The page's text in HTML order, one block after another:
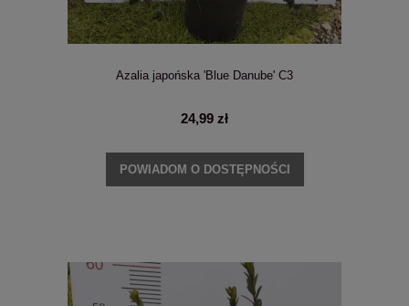
Azalia japońska 'Blue Danube' C3
24,99 zł
POWIADOM O DOSTĘPNOŚCI